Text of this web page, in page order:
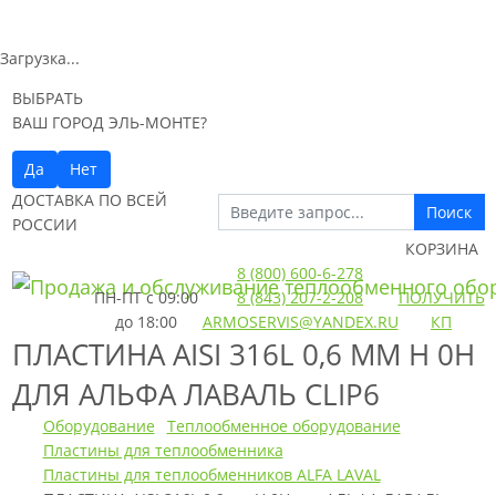
Загрузка...
ВЫБРАТЬ
ВАШ ГОРОД ЭЛЬ-МОНТЕ?
Да
Нет
ДОСТАВКА ПО ВСЕЙ
РОССИИ
Поиск
ПН-ПТс 09:00
до 18:00
8 (800) 600-6-278
8 (843) 207-2-208
ARMOSERVIS@YANDEX.RU
КОРЗИНА
ПОЛУЧИТЬ
КП
ПЛАСТИНА AISI 316L 0,6 ММ H 0H
ДЛЯ АЛЬФА ЛАВАЛЬ CLIP6
Оборудование
Теплообменное оборудование
Пластины для теплообменника
Пластины для теплообменников ALFA LAVAL